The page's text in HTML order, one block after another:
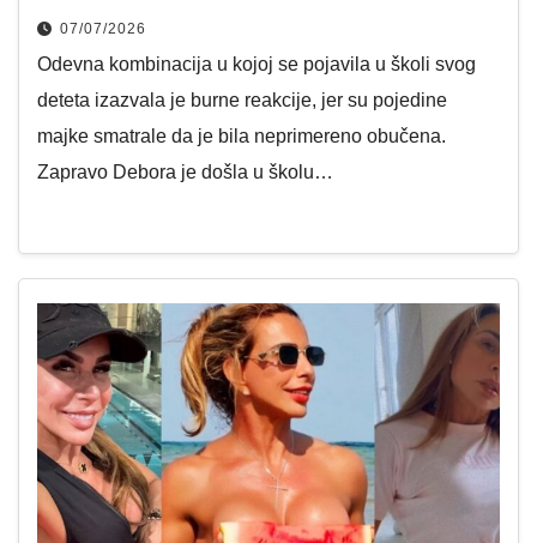
07/07/2026
Odevna kombinacija u kojoj se pojavila u školi svog
deteta izazvala je burne reakcije, jer su pojedine
majke smatrale da je bila neprimereno obučena.
Zapravo Debora je došla u školu…